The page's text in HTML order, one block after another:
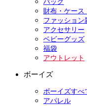
バッグ
財布・ケース
ファッション
アクセサリー
ベビーグッズ
福袋
アウトレット
ボーイズ
ボーイズすべ
アパレル